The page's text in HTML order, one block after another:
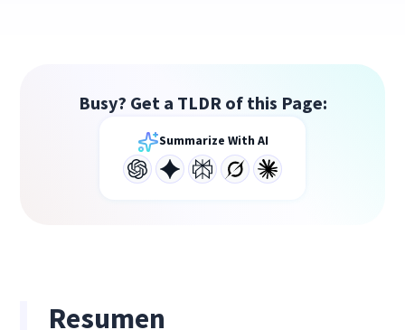
Busy? Get a TLDR of this Page:
Summarize With AI
Resumen